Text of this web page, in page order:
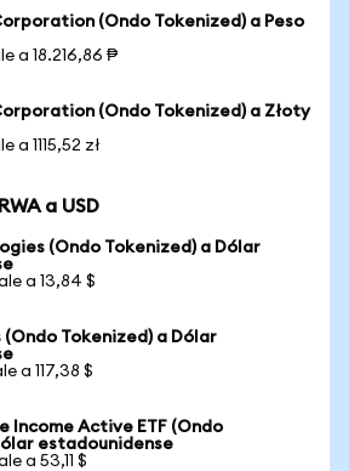
(Ondo Tokenized) a Peso
a 18.216,86 ₱
(Ondo Tokenized) a Złoty
a 1115,52 zł
a USD
(Ondo Tokenized) a Dólar
a 13,84 $
(Ondo Tokenized) a Dólar
a 117,38 $
Income Active ETF (Ondo
estadounidense
a 53,11 $